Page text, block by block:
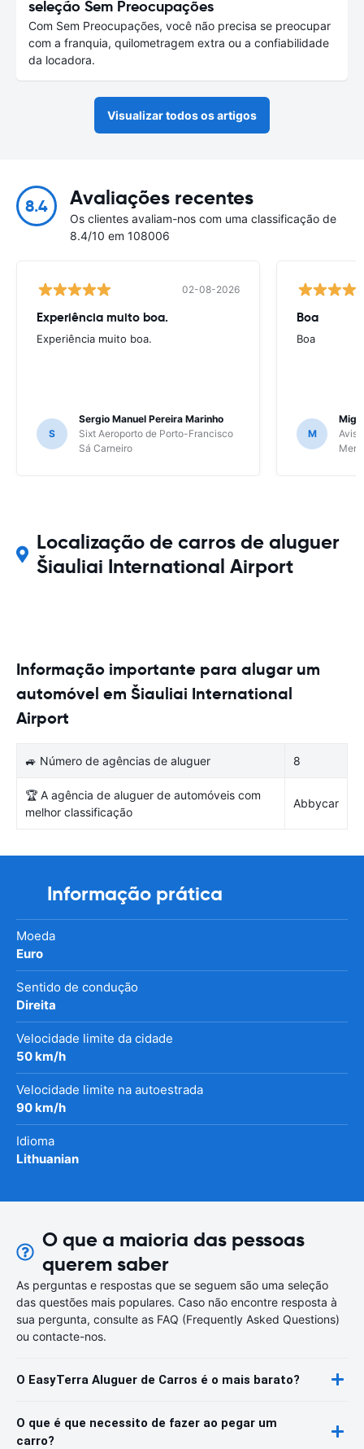
seleção Sem Preocupações
Com Sem Preocupações, você não precisa se preocupar
com a franquia, quilometragem extra ou a confiabilidade
da locadora.
Visualizar todos os artigos
8.4 Avaliações recentes
Os clientes avaliam-nos com uma classificação de
8.4/10 em 108006
02-08-2026
Experiência muito boa.
Experiência muito boa.
S
Sergio Manuel Pereira Marinho
Sixt Aeroporto de Porto-Francisco
Sá Carneiro
Boa
Boa
M
Avis
Localização de carros de aluguer
Šiauliai International Airport
Informação importante para alugar um
automóvel em Šiauliai International
Airport
🚙 Número de agências de aluguer 8
🏆 A agência de aluguer de automóveis com
melhor classificação
Abbycar
Informação prática
Moeda
Euro
Sentido de condução
Direita
Velocidade limite da cidade
50 km/h
Velocidade limite na autoestrada
90 km/h
Idioma
Lithuanian
O que a maioria das pessoas
querem saber
As perguntas e respostas que se seguem são uma seleção
das questões mais populares. Caso não encontre resposta à
sua pergunta, consulte as FAQ (Frequently Asked Questions)
ou contacte-nos.
O EasyTerra Aluguer de Carros é o mais barato?
O que é que necessito de fazer ao pegar um
carro?